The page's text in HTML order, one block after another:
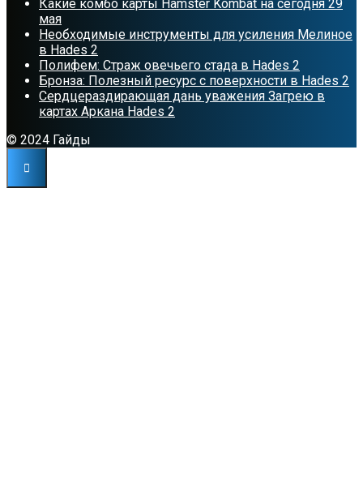
Какие комбо карты Hamster Kombat на сегодня 29
мая
Необходимые инструменты для усиления Мелиное
в Hades 2
Полифем: Страж овечьего стада в Hades 2
Бронза: Полезный ресурс с поверхности в Hades 2
Сердцераздирающая дань уважения Загрею в
картах Аркана Hades 2
© 2024 Гайды